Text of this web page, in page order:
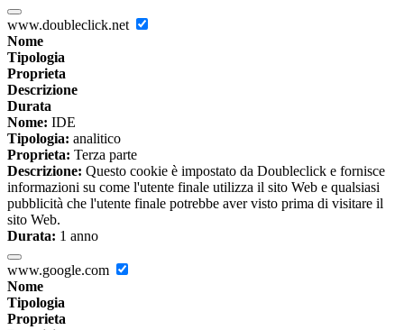
www.doubleclick.net
Nome
Tipologia
Proprieta
Descrizione
Durata
Nome: IDE
Tipologia: analitico
Proprieta: Terza parte
Descrizione: Questo cookie è impostato da Doubleclick e fornisce
informazioni su come l'utente finale utilizza il sito Web e qualsiasi
pubblicità che l'utente finale potrebbe aver visto prima di visitare il
sito Web.
Durata: 1 anno
www.google.com
Nome
Tipologia
Proprieta